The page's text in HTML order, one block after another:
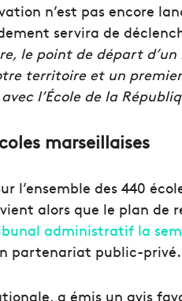
n’est pas encore
servira de
le point de départ
territoire et un
l’École de la
marseillaises
l’ensemble des 440
alors que le plan de
administratif la
partenariat public-privé.
a émis un avis